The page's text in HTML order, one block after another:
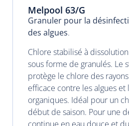
Melpool 63/G
Granuler pour la
des algues.
Chlore stabilisé à
sous forme de granulés. Le
protège le chlore des
efficace contre les algues et
organiques. Idéal pour un
début de saison. Pour une